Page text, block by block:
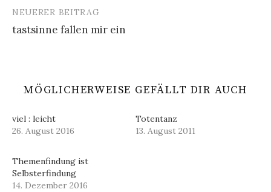
NEUERER BEITRAG
tastsinne fallen mir ein
MÖGLICHERWEISE GEFÄLLT DIR AUCH
viel : leicht
26. August 2016
Totentanz
13. August 2011
Themenfindung ist
Selbsterfindung
14. Dezember 2016